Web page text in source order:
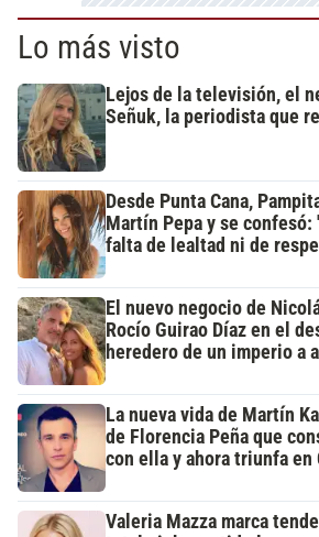
Lo más visto
Lejos de la televisión, el
Señuk, la periodista que
Desde Punta Cana,
Martín Pepa y se
falta de lealtad ni de
El nuevo negocio de
Rocío Guirao Díaz en el
heredero de un imperio a
La nueva vida de Martín
de Florencia Peña que
con ella y ahora triunfa en
Valeria Mazza marca